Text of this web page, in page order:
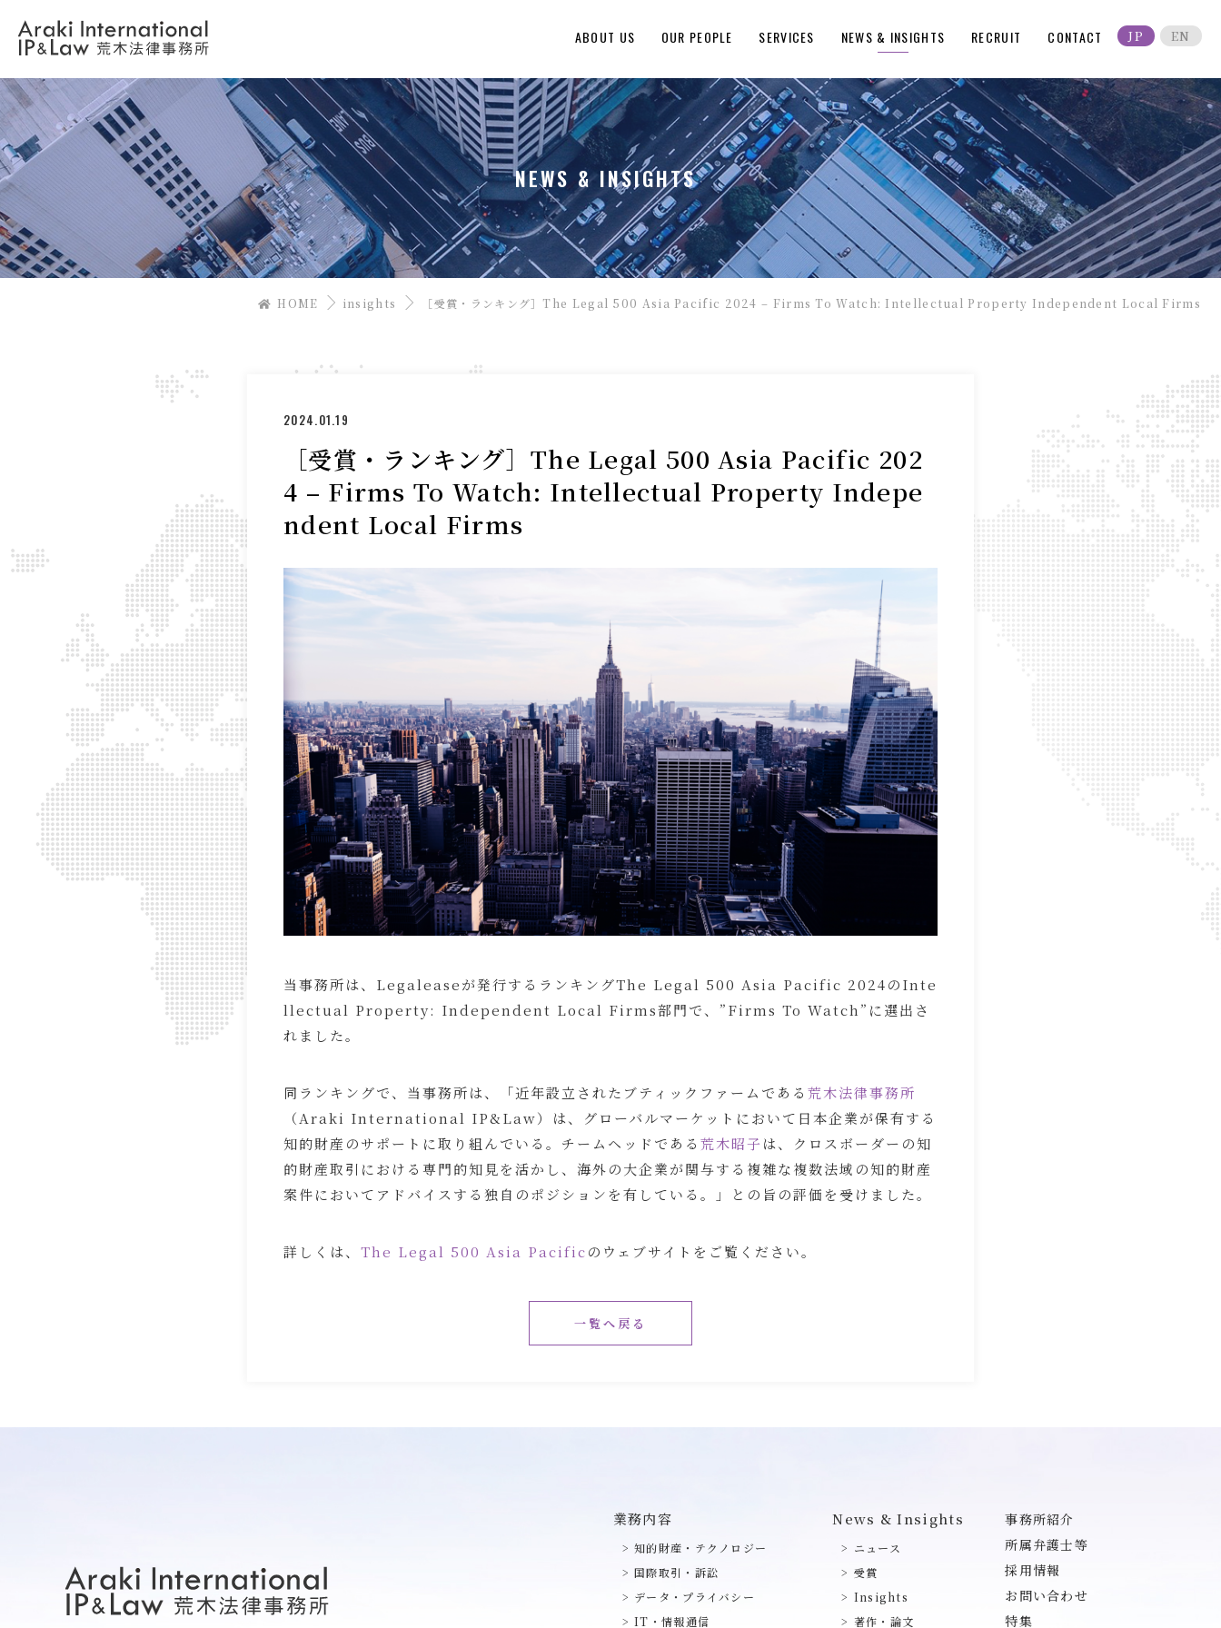
ABOUT US OUR PEOPLE SERVICES NEWS & INSIGHTS RECRUIT CONTACT JP EN
NEWS & INSIGHTS
HOME insights ［受賞・ランキング］The Legal 500 Asia Pacific 2024 – Firms To Watch: Intellectual Property Independent Local Firms
2024.01.19
［受賞・ランキング］The Legal 500 Asia Pacific 202
4 – Firms To Watch: Intellectual Property Indepe
ndent Local Firms
当事務所は、Legaleaseが発行するランキングThe Legal 500 Asia Pacific 2024のInte
llectual Property: Independent Local Firms部門で、”Firms To Watch”に選出さ
れました。
同ランキングで、当事務所は、「近年設立されたブティックファームである 荒木法律事務所
（Araki International IP&Law）は、グローバルマーケットにおいて日本企業が保有する
知的財産のサポートに取り組んでいる。チームヘッドである 荒木昭子 は、クロスボーダーの知
的財産取引における専門的知見を活かし、海外の大企業が関与する複雑な複数法域の知的財産
案件においてアドバイスする独自のポジションを有している。」との旨の評価を受けました。
詳しくは、 The Legal 500 Asia Pacificのウェブサイトをご覧ください。
一覧へ戻る
業務内容
知的財産・テクノロジー
国際取引・訴訟
データ・プライバシー
IT・情報通信
News & Insights
ニュース
受賞
Insights
著作・論文
事務所紹介
所属弁護士等
採用情報
お問い合わせ
特集